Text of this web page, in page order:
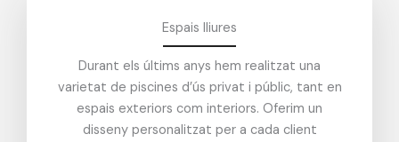
Espais lliures
Durant els últims anys hem realitzat una
varietat de piscines d’ús privat i públic, tant en
espais exteriors com interiors. Oferim un
disseny personalitzat per a cada client